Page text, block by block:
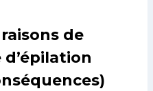
de